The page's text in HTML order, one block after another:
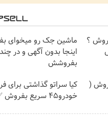
؟
ماشین جک رو میخوای
اینجا بدون آگهی و در
بفروشش
(
کیا سراتو گذاشتی برای
خودرو45 سریع بفروش ✅